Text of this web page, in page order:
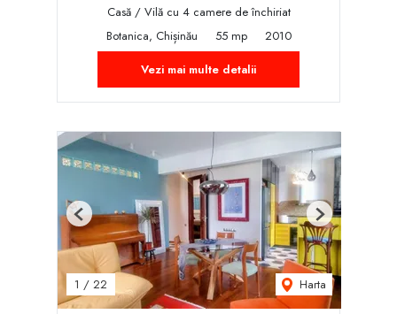
Casă / Vilă cu 4 camere de închiriat
Botanica, Chișinău
55 mp
2010
Vezi mai multe detalii
1 / 22 Harta
Previous Next